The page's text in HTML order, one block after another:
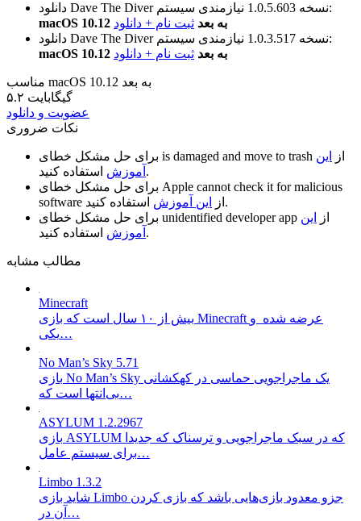
دانلود Dave The Diver نسخه 1.0.5.603نیازمندی سیستم:
macOS 10.12 به بعد ثبت نام + دانلود
دانلود Dave The Diver
نسخه 1.0.3.517نیازمندی سیستم:
macOS 10.12 به بعد ثبت نام + دانلود
مناسب macOS 10.12 به بعد
۵.۲ گیگابایت
عضویت و دانلود
نکات ضروری
is damaged and move to trash از
این
آموزش استفاده کنید.
Apple cannot check it for malicious
software
از این آموزش
استفاده کنید.
unidentified developer app از
این
آموزش استفاده کنید.
مطالب مشابه
Minecraft
بیش از ۱۰ سال است که بازی Minecraft عرضه شده و
یکی…
No Man’s Sky 5.71
بازی No Man’s Sky یک ماجراجویی حماسی در کهکشانی
بی‌انتها است که…
ASYLUM 1.2.2967
بازی ASYLUM که در سبک ماجراجویی و ترسناک که جدیدا
برای سیستم عامل…
Limbo 1.3.2
شاید بازی Limbo جزو معدود بازی‌هایی باشد که بازی کردن
آن در…